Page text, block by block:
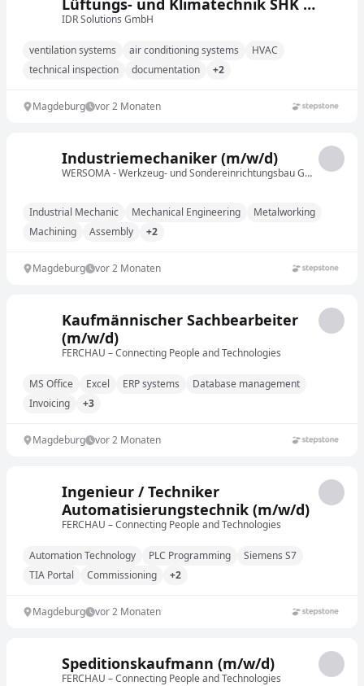
Lüftungs- und Klimatechnik SHK -
Quereinstieg möglich
IDR Solutions GmbH
ventilation systems air conditioning systems
HVAC
technical inspection
documentation +2
Magdeburg vor 2 Monaten
Industriemechaniker (m/w/d)
WERSOMA - Werkzeug- und Sondereinrichtungsbau GmbH
Industrial Mechanic Mechanical Engineering
Metalworking
Machining
Assembly +2
Magdeburg vor 2 Monaten
Kaufmännischer Sachbearbeiter
(m/w/d)
FERCHAU – Connecting People and Technologies
MS Office Excel ERP systems
Database management
Invoicing
+3
Magdeburg vor 2 Monaten
Ingenieur / Techniker
Automatisierungstechnik (m/w/d)
FERCHAU – Connecting People and Technologies
Automation Technology PLC Programming
Siemens S7
TIA Portal
Commissioning +2
Magdeburg vor 2 Monaten
Speditionskaufmann (m/w/d)
FERCHAU – Connecting People and Technologies